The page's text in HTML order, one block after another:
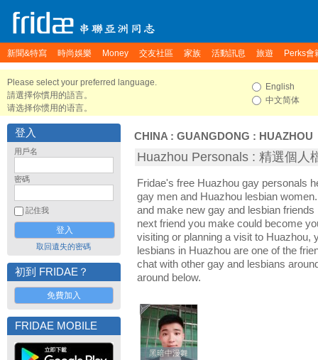
新聞&特寫 時尚娛樂 Money 交友社區 家族 活動訊息 旅遊 Perks會
Please select your preferred language.
請選擇你慣用的語言。
请选择你惯用的语言。
English
中文简体
登入
用戶名
密碼
記住我
取回遺失的密碼
初到 FRIDAE？
免費加入
FRIDAE MOBILE
CHINA : GUANGDONG : HUAZHOU
Huazhou Personals : 精選個人
Fridae's free Huazhou gay personals
gay men and Huazhou lesbian
and make new gay and lesbian
next friend you make could become
visiting or planning a visit to Huazhou,
lesbians in Huazhou are one of the
chat with other gay and lesbians
around below.
黑暗中漫舞
黑暗中漫舞